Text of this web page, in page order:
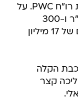
ראשונה שנחתה במתחם עם פירמת רו"ח PWC. על
פי הדיווח, העסקה כוללת 16,000 מ"ר ו-300
מקומות חנייה, בדמי שכירות שנתיים של 17 מיליון
הקלה
קצר